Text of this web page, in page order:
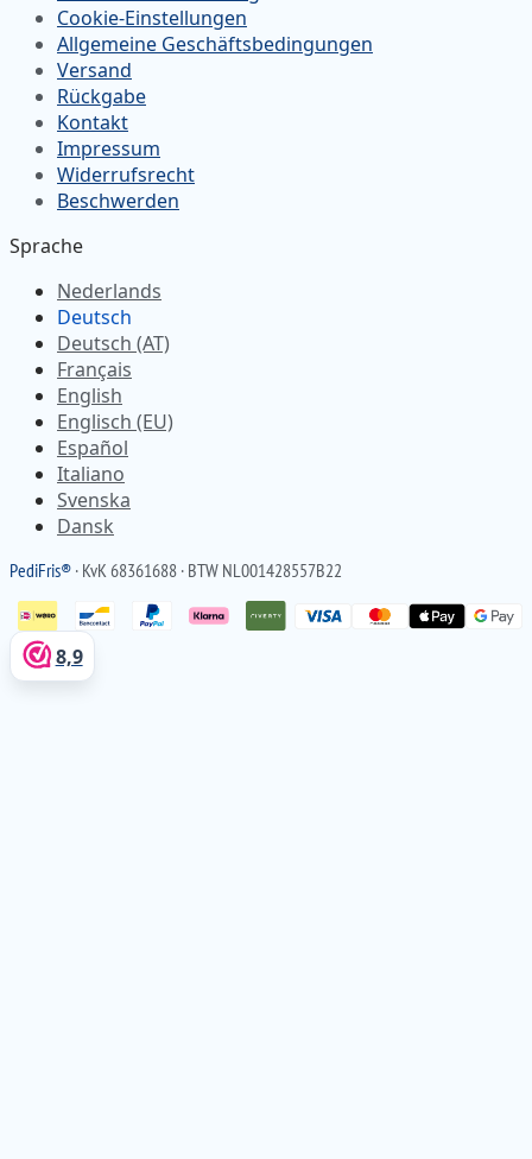
Cookie-Einstellungen
Allgemeine Geschäftsbedingungen
Versand
Rückgabe
Kontakt
Impressum
Widerrufsrecht
Beschwerden
Sprache
Nederlands
Deutsch
Deutsch (AT)
Français
English
Englisch (EU)
Español
Italiano
Svenska
Dansk
PediFris® · KvK 68361688 · BTW NL001428557B22
8,9